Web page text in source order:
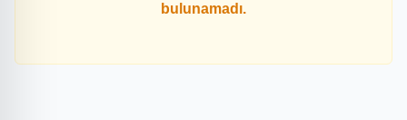
bulunamadı.